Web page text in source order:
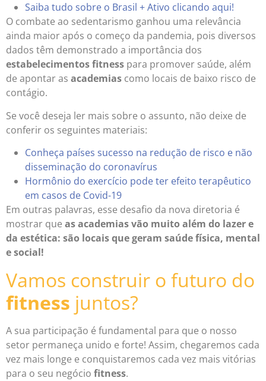
Saiba tudo sobre o Brasil + Ativo clicando aqui!
O combate ao sedentarismo ganhou uma relevância
ainda maior após o começo da pandemia, pois diversos
dados têm demonstrado a importância dos
estabelecimentos fitness para promover saúde, além
de apontar as academias como locais de baixo risco de
contágio.
Se você deseja ler mais sobre o assunto, não deixe de
conferir os seguintes materiais:
Conheça países sucesso na redução de risco e não
disseminação do coronavírus
Hormônio do exercício pode ter efeito terapêutico
em casos de Covid-19
Em outras palavras, esse desafio da nova diretoria é
mostrar que as academias vão muito além do lazer e
da estética: são locais que geram saúde física, mental
e social!
Vamos construir o futuro do
fitness juntos?
A sua participação é fundamental para que o nosso
setor permaneça unido e forte! Assim, chegaremos cada
vez mais longe e conquistaremos cada vez mais vitórias
para o seu negócio fitness.